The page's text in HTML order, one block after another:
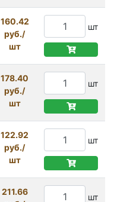
160.42
руб./
шт
шт
178.40
руб./
шт
шт
122.92
руб./
шт
шт
211.66
шт